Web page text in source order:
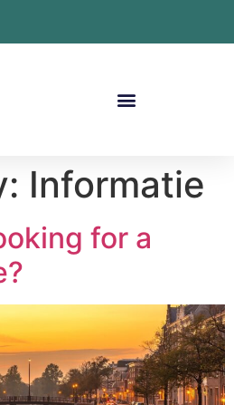
Informatie
for a